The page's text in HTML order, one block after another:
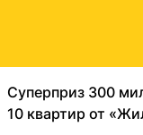
Суперприз 300
10 квартир от